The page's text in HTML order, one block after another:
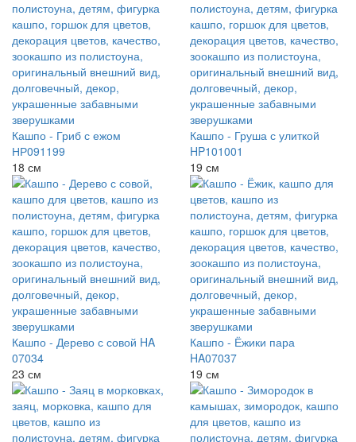
Кашпо - Гриб с ежом
НР091199
18 см
Кашпо - Груша с улиткой
HP101001
19 см
Кашпо - Дерево с совой HA
07034
23 см
Кашпо - Ёжики пара
HA07037
19 см